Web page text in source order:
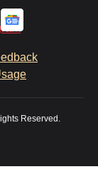
Reserved.